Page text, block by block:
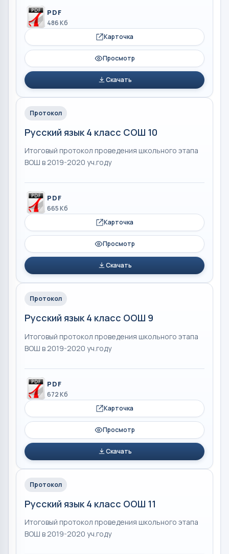
PDF
486 Кб
Карточка
Просмотр
Скачать
Протокол
Русский язык 4 класс СОШ 10
Итоговый протокол проведения школьного этапа
ВОШ в 2019-2020 уч.году
PDF
665 Кб
Карточка
Просмотр
Скачать
Протокол
Русский язык 4 класс ООШ 9
Итоговый протокол проведения школьного этапа
ВОШ в 2019-2020 уч.году
PDF
672 Кб
Карточка
Просмотр
Скачать
Протокол
Русский язык 4 класс ООШ 11
Итоговый протокол проведения школьного этапа
ВОШ в 2019-2020 уч.году